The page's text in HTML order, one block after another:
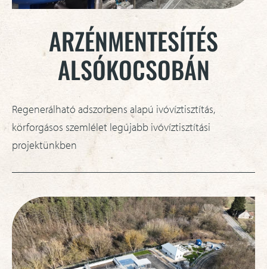
ARZÉNMENTESÍTÉS
ALSÓKOCSOBÁN
Regenerálható adszorbens alapú ivóvíztisztítás,
körforgásos szemlélet legújabb ivóvíztisztítási
projektünkben